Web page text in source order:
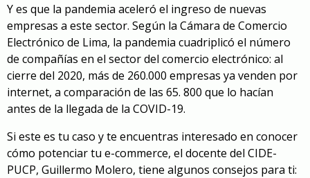
Y es que la pandemia aceleró el ingreso de nuevas
empresas a este sector. Según la Cámara de Comercio
Electrónico de Lima, la pandemia cuadriplicó el número
de compañías en el sector del comercio electrónico: al
cierre del 2020, más de 260.000 empresas ya venden por
internet, a comparación de las 65. 800 que lo hacían
antes de la llegada de la COVID-19.
Si este es tu caso y te encuentras interesado en conocer
cómo potenciar tu e-commerce, el docente del CIDE-
PUCP, Guillermo Molero, tiene algunos consejos para ti: